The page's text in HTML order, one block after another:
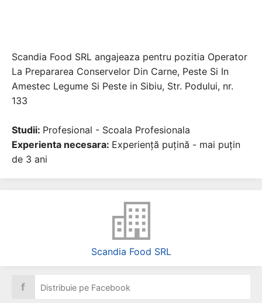
Scandia Food SRL angajeaza pentru pozitia Operator
La Prepararea Conservelor Din Carne, Peste Si In
Amestec Legume Si Peste in Sibiu, Str. Podului, nr.
133
Studii: Profesional - Scoala Profesionala
Experienta necesara: Experiență puțină - mai puțin
de 3 ani
Scandia Food SRL
f Distribuie pe Facebook